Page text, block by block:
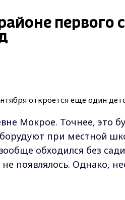
первого
Мокрое. Точнее, это
при местной
обходился без
появлялось. Однако,